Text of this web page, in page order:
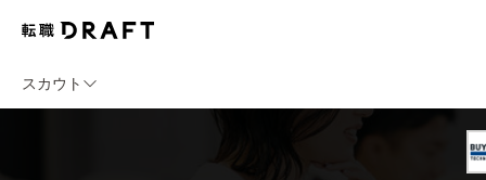
スカウト